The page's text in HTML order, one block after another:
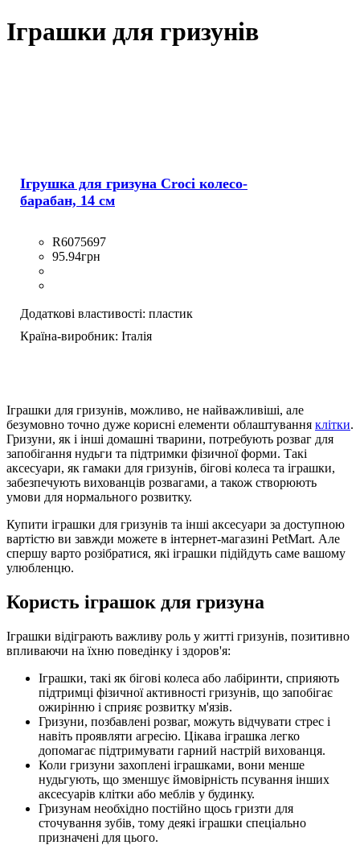
Іграшки для гризунів
Ігрушка для гризуна Croci колесо-
барабан, 14 см
R6075697
95.94грн
Додаткові властивості: пластик
Країна-виробник: Італія
Іграшки для гризунів, можливо, не найважливіші, але
безумовно точно дуже корисні елементи облаштування клітки.
Гризуни, як і інші домашні тварини, потребують розваг для
запобігання нудьги та підтримки фізичної форми. Такі
аксесуари, як гамаки для гризунів, бігові колеса та іграшки,
забезпечують вихованців розвагами, а також створюють
умови для нормального розвитку.
Купити іграшки для гризунів та інші аксесуари за доступною
вартістю ви завжди можете в інтернет-магазині PetMart. Але
спершу варто розібратися, які іграшки підійдуть саме вашому
улюбленцю.
Користь іграшок для гризуна
Іграшки відіграють важливу роль у житті гризунів, позитивно
впливаючи на їхню поведінку і здоров'я:
Іграшки, такі як бігові колеса або лабіринти, сприяють
підтримці фізичної активності гризунів, що запобігає
ожирінню і сприяє розвитку м'язів.
Гризуни, позбавлені розваг, можуть відчувати стрес і
навіть проявляти агресію. Цікава іграшка легко
допомагає підтримувати гарний настрій вихованця.
Коли гризуни захоплені іграшками, вони менше
нудьгують, що зменшує ймовірність псування інших
аксесуарів клітки або меблів у будинку.
Гризунам необхідно постійно щось гризти для
сточування зубів, тому деякі іграшки спеціально
призначені для цього.